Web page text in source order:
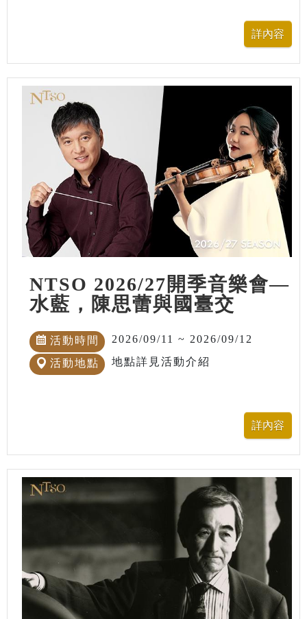
NTSO 2026/27開季音樂會—
水藍，陳思蕾與國臺交
活動時間 2026/09/11 ~ 2026/09/12
活動地點 地點詳見活動介紹